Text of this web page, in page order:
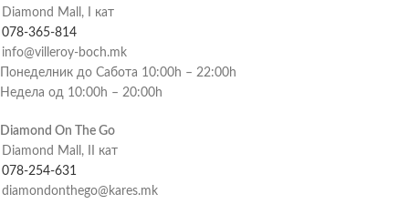
Diamond Mall, I кат
078-365-814
info@villeroy-boch.mk
Понеделник до Сабота 10:00h – 22:00h
Недела од 10:00h – 20:00h
Diamond On The Go
Diamond Mall, II кат
078-254-631
diamondonthego@kares.mk